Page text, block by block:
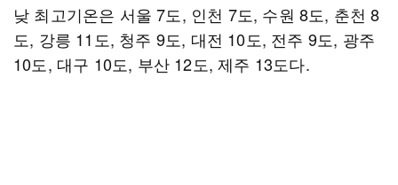
낮 최고기온은 서울 7도, 인천 7도, 수원 8도, 춘천 8
도, 강릉 11도, 청주 9도, 대전 10도, 전주 9도, 광주
10도, 대구 10도, 부산 12도, 제주 13도다.